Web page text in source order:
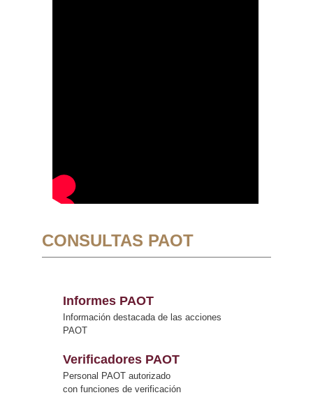
CONSULTAS PAOT
Informes PAOT
Información destacada de las acciones
PAOT
Verificadores PAOT
Personal PAOT autorizado
con funciones de verificación